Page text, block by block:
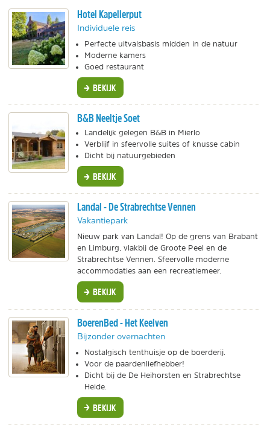
Hotel Kapellerput
Individuele reis
Perfecte uitvalsbasis midden in de natuur
Moderne kamers
Goed restaurant
BEKIJK
B&B Neeltje Soet
Landelijk gelegen B&B in Mierlo
Verblijf in sfeervolle suites of knusse cabin
Dicht bij natuurgebieden
BEKIJK
Landal - De Strabrechtse Vennen
Vakantiepark
Nieuw park van Landal! Op de grens van Brabant
en Limburg, vlakbij de Groote Peel en de
Strabrechtse Vennen. Sfeervolle moderne
accommodaties aan een recreatiemeer.
BEKIJK
BoerenBed - Het Keelven
Bijzonder overnachten
Nostalgisch tenthuisje op de boerderij.
Voor de paardenliefhebber!
Dicht bij de De Heihorsten en Strabrechtse
Heide.
BEKIJK